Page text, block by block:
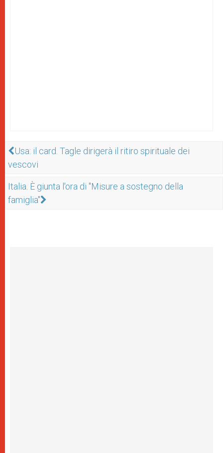
Usa: il card. Tagle dirigerà il ritiro spirituale dei
vescovi
Italia. È giunta l'ora di "Misure a sostegno della
famiglia"